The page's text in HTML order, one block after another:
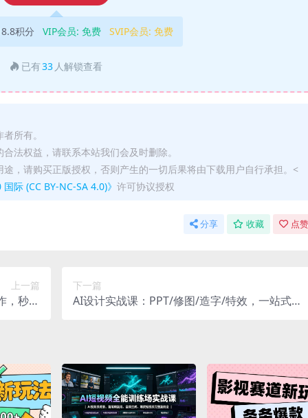
积分 VIP会员: 免费 SVIP会员: 免费
已有33 人解锁查看
所有。
法权益，请联系本站我们会及时删除。
，请购买正版授权，否则产生的一切后果将由下载用户自行承担。<
际 (CC BY-NC-SA 4.0)》 许可协议授权
分享 收藏 点
上一篇
，秒出
下一篇
AI设计实战课：PPT/修图/造字/特效，一站式掌